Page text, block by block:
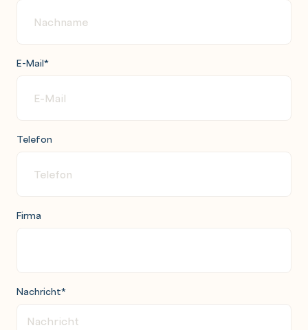
E-Mail*
Telefon
Firma
Nachricht*